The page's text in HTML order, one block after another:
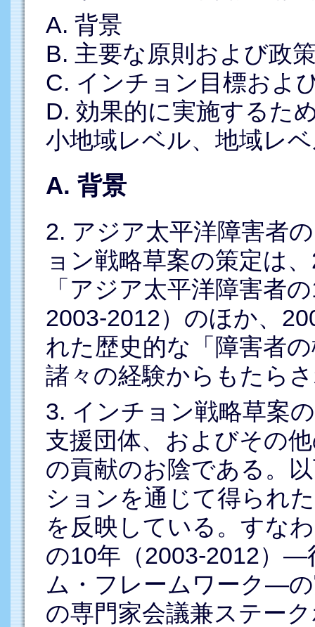
A. 背景
B. 主要な原則および政
C. インチョン目標およ
D. 効果的に実施するた
小地域レベル、地域レ
A. 背景
2. アジア太平洋障害者
ョン戦略草案の策定は
「アジア太平洋障害者
2003-2012）のほか、
れた歴史的な「障害者
諸々の経験からもたら
3. インチョン戦略草案
支援団体、およびその
の貢献のお陰である。
ションを通じて得られ
を反映している。すな
の10年（2003-2012）
ム・フレームワーク―
の専門家会議兼ステー